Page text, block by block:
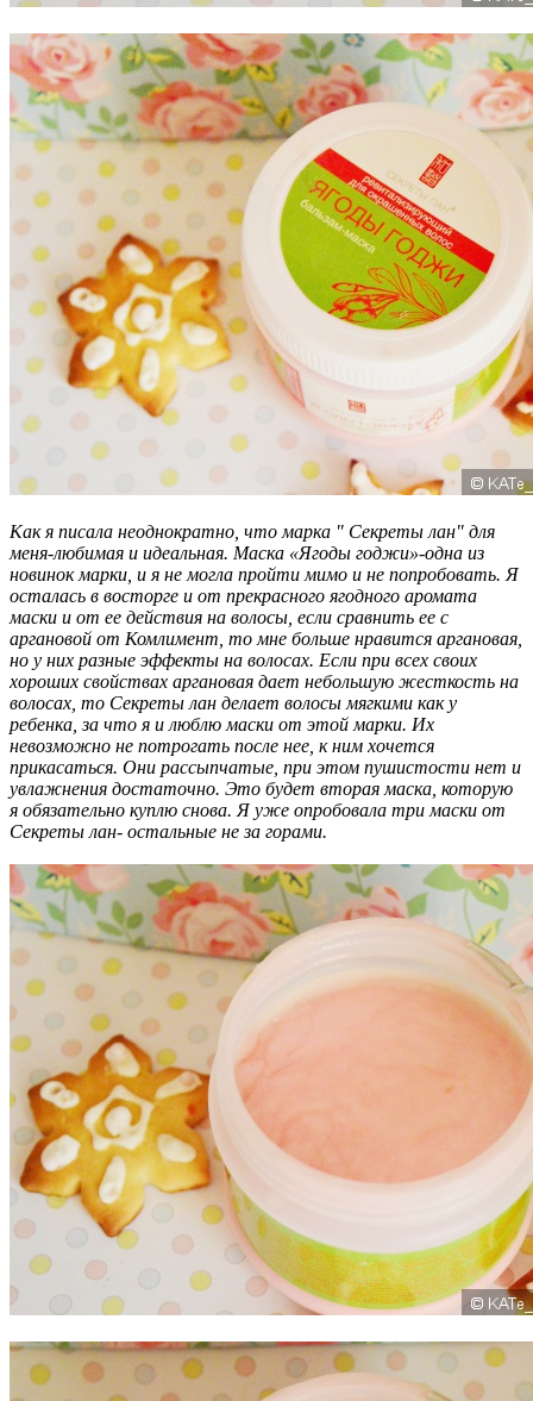
Как я писала неоднократно, что марка " Секреты лан" для
меня-любимая и идеальная. Маска «Ягоды годжи»-одна из
новинок марки, и я не могла пройти мимо и не попробовать. Я
осталась в восторге и от прекрасного ягодного аромата
маски и от ее действия на волосы, если сравнить ее с
аргановой от Комлимент, то мне больше нравится аргановая,
но у них разные эффекты на волосах. Если при всех своих
хороших свойствах аргановая дает небольшую жесткость на
волосах, то Секреты лан делает волосы мягкими как у
ребенка, за что я и люблю маски от этой марки. Их
невозможно не потрогать после нее, к ним хочется
прикасаться. Они рассыпчатые, при этом пушистости нет и
увлажнения достаточно. Это будет вторая маска, которую
я обязательно куплю снова. Я уже опробовала три маски от
Секреты лан- остальные не за горами.